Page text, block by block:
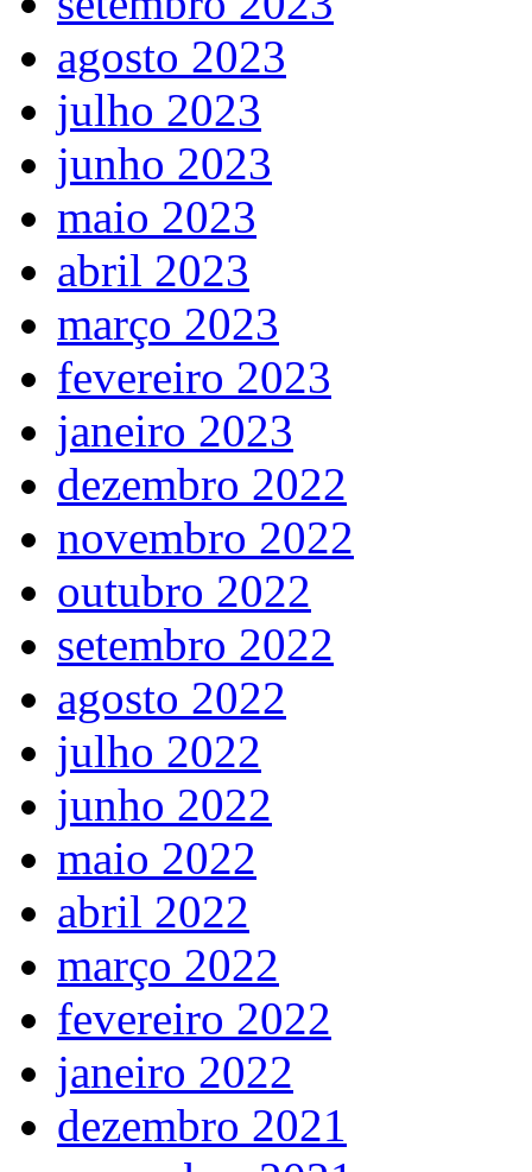
agosto 2023
julho 2023
junho 2023
maio 2023
abril 2023
março 2023
fevereiro 2023
janeiro 2023
dezembro 2022
novembro 2022
outubro 2022
setembro 2022
agosto 2022
julho 2022
junho 2022
maio 2022
abril 2022
março 2022
fevereiro 2022
janeiro 2022
dezembro 2021